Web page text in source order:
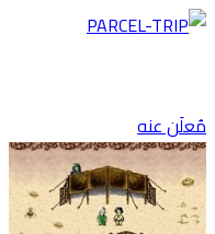
عنه